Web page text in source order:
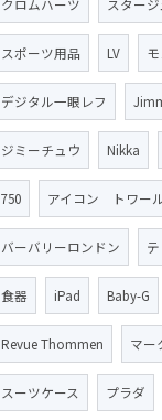
クロムハーツ スター
スポーツ用品 LV
デジタル一眼レフ
ジミーチュウ Nikka
750 アイコン トワー
バーバリーロンドン
食器 iPad Baby-G
Revue Thommen マー
スーツケース プラダ